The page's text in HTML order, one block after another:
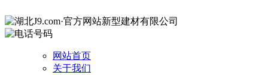
网站首页
关于我们